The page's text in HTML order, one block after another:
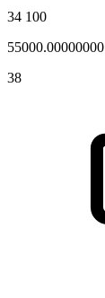
34 100
55000.00000000
38